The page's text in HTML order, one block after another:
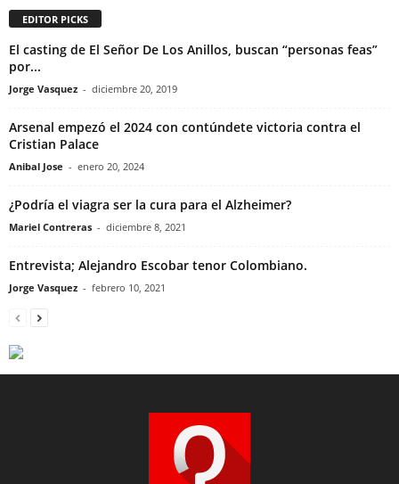
EDITOR PICKS
El casting de El Señor De Los Anillos, buscan “personas feas”
por...
Jorge Vasquez - diciembre 20, 2019
Arsenal empezó el 2024 con contúndete victoria contra el
Cristian Palace
Anibal Jose - enero 20, 2024
¿Podría el viagra ser la cura para el Alzheimer?
Mariel Contreras - diciembre 8, 2021
Entrevista; Alejandro Escobar tenor Colombiano.
Jorge Vasquez - febrero 10, 2021